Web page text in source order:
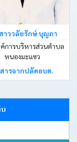
าววลัยรักษ์ บุญภา
การบริหารส่วนตำบล
หนองมะแซว
ารจากปลัดอบต.